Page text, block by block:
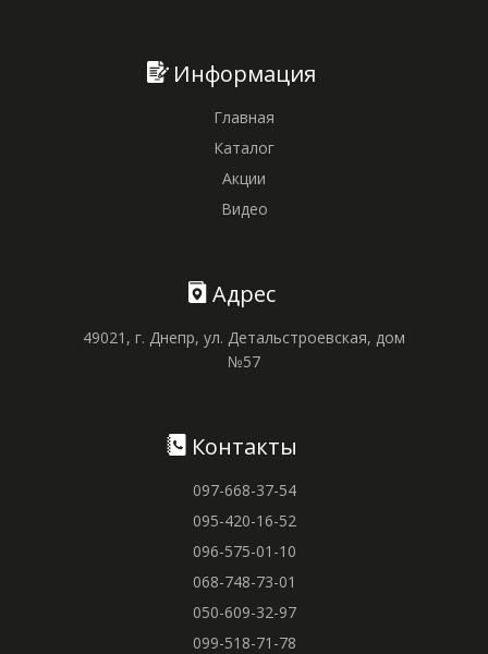
Информация
Главная
Каталог
Акции
Видео
Адрес
49021, г. Днепр, ул. Детальстроевская, дом
№57
Контакты
097-668-37-54
095-420-16-52
096-575-01-10
068-748-73-01
050-609-32-97
099-518-71-78